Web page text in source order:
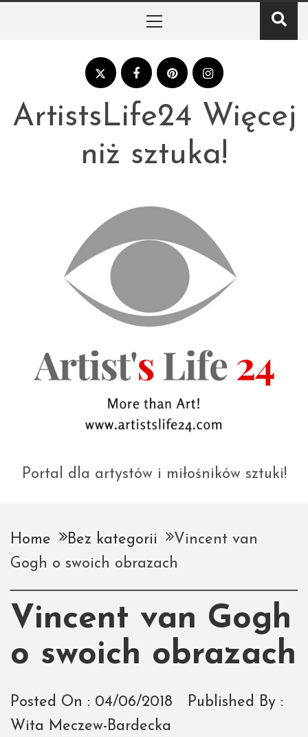
ArtistsLife24 Więcej
niż sztuka!
Portal dla artystów i miłośników sztuki!
Home Bez kategorii
Vincent van
Gogh o swoich obrazach
Vincent van Gogh
o swoich obrazach
Posted On : 04/06/2018
Published By :
Wita Meczew-Bardecka